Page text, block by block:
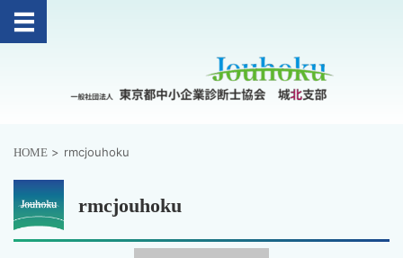
HOME > rmcjouhoku
rmcjouhoku